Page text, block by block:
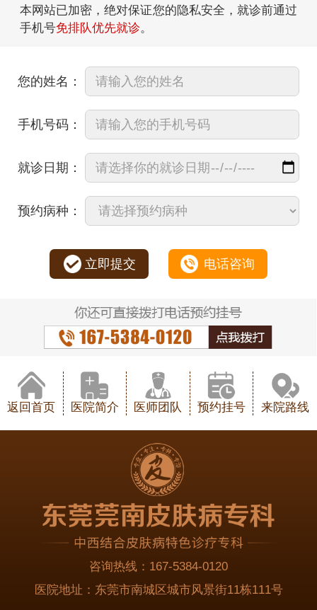
本网站已加密，绝对保证您的隐私安全，就诊前通过
手机号免排队优先就诊。
您的姓名：
手机号码：
就诊日期：
预约病种：
立即提交 电话咨询
返回首页 医院简介 医师团队 预约挂号 来院路线
咨询热线： 167-5384-0120
医院地址： 东莞市南城区城市风景街11栋111号